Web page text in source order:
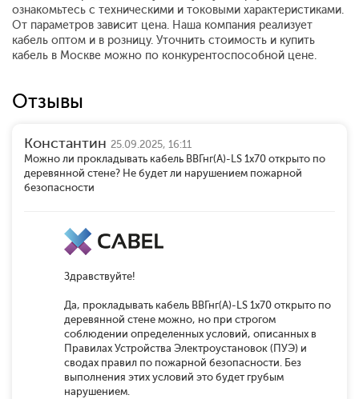
ознакомьтесь с техническими и токовыми характеристиками.
От параметров зависит цена. Наша компания реализует
кабель оптом и в розницу. Уточнить стоимость и купить
кабель в Москве можно по конкурентоспособной цене.
Отзывы
Константин 25.09.2025, 16:11
Можно ли прокладывать кабель ВВГнг(А)-LS 1х70 открыто по
деревянной стене? Не будет ли нарушением пожарной
безопасности
Здравствуйте!
Да, прокладывать кабель ВВГнг(А)-LS 1х70 открыто по
деревянной стене можно, но при строгом
соблюдении определенных условий, описанных в
Правилах Устройства Электроустановок (ПУЭ) и
сводах правил по пожарной безопасности. Без
выполнения этих условий это будет грубым
нарушением.